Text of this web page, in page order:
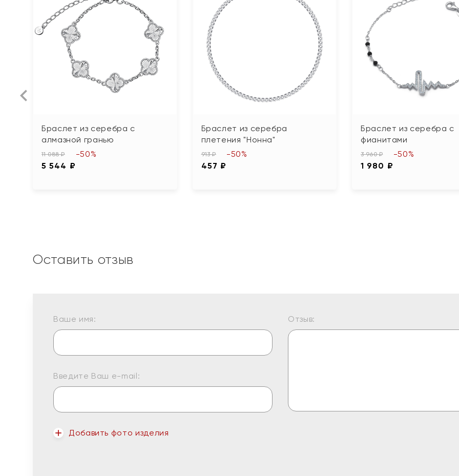
Браслет из серебра с
алмазной гранью
11 088 ₽
5 544 ₽
-50%
Браслет из серебра
плетения "Нонна"
913 ₽
457 ₽
-50%
Браслет из серебра с
фианитами
3 960 ₽
1 980 ₽
-50%
Оставить отзыв
Ваше имя:
Введите Ваш e-mail:
Добавить фото изделия
Отзыв: